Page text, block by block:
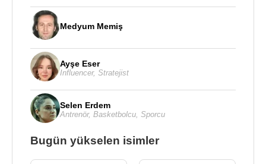
Medyum Memiş
Ayşe Eser
Influencer, Stratejist
Selen Erdem
Antrenör, Basketbolcu Sporcu
Bugün yükselen isimler